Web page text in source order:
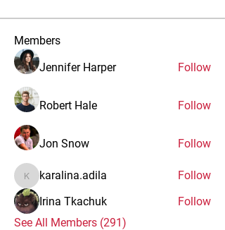
Members
Jennifer Harper
Follow
Robert Hale Follow
Jon Snow Follow
karalina.adila
karalina.adila
Follow
Irina Tkachuk
Follow
See All Members (291)